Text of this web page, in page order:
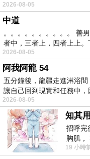
林的底層，住著一隻小飛鼠
2026-08-05
中道
。。。。。。。。。。 善
者中，三者上，四者上上。
2026-08-05
阿我阿龍 54
五分鐘後，龍疆走進淋浴
讓自己回到現實和任務中
2026-08-05
知其
招呼完
胸肌，
視線不
19 小時